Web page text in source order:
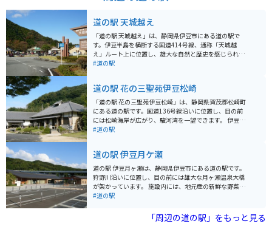
道の駅 天城越え
「道の駅 天城越え」は、静岡県伊豆市にある道の駅で
す。伊豆半島を横断する国道414号線、通称「天城越
え」ルート上に位置し、雄大な自然と歴史を感じられる
スポットです。 道の駅には、地元産の新鮮な野菜や果物
肉を使った料理が味わえる食事処があります。名物の
「猪鍋うどん」は、寒い季節にぴったりで、バイクツー
リングで冷えた体を温めてくれます。 周辺には、石川さ
ゆりさんのヒット曲で知られる「天城トンネル」や、全
長4kmにも及ぶ遊歩道が整備された「浄蓮の滝」など、
観光スポットも充実しています。道の駅には、これらの
光案内所もあり、ツーリングの休憩にも最適です。 バイ
カーブやアップダウンが続くので、走行には注意が必要
です。駐車場は広く、バイク専用のスペースも確保され
ています。
#道の駅
道の駅 花の三聖苑伊豆松崎
「道の駅 花の三聖苑伊豆松崎」は、静岡県賀茂郡松崎町
にある道の駅です。国道136号線沿いに位置し、目の前
には松崎海岸が広がり、駿河湾を一望できます。 伊豆半
島を代表する観光スポット「堂ヶ島」や「黄金崎」にも
す。バイクで訪れる際は、道の駅に併設された無料駐車
場を利用できます。 名物は、地元産の食材をふんだんに
使った海鮮丼や、松崎町特産の「桜葉」を使ったお菓子
です。お土産にいかがでしょうか。 道の駅には、地元の
特産品を販売するショップや、食事処、観光案内所など
があります。駿河湾の景色を眺めながら、ゆっくりと休
#道の駅
道の駅 伊豆月ケ瀬
道の駅 伊豆月ヶ瀬は、静岡県伊豆市にある道の駅です。
狩野川沿いに位置し、目の前には雄大な月ヶ瀬温泉大橋
が架かっています。 施設内には、地元産の新鮮な野菜や
果物を販売する農産物直売所や、伊豆の特産品を扱うお
使った蕎麦や猪鍋などが楽しめます。 また、道の駅 伊豆
月ヶ瀬は、バイクツーリングの拠点としても人気があり
#道の駅
「周辺の道の駅」をもっと見る